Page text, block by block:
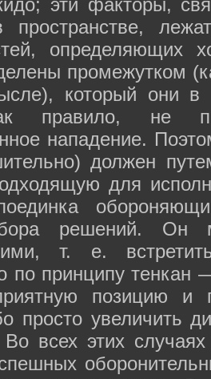
эти факторы,
определяющих
промежутком
который они в
правило, не
нападение.
должен
для
решений. Он
т. е.
по принципу тенкан
позицию и
просто увеличить
Во всех этих